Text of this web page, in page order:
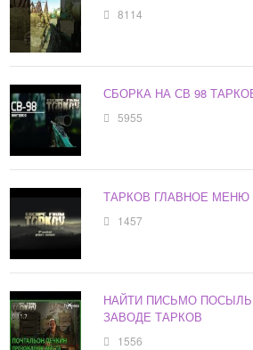
8114
СБОРКА НА СВ 98
5955
ТАРКОВ ГЛАВНОЕ МЕНЮ
1457
НАЙТИ ПИСЬМО
ЗАВОДЕ ТАРКОВ
1556